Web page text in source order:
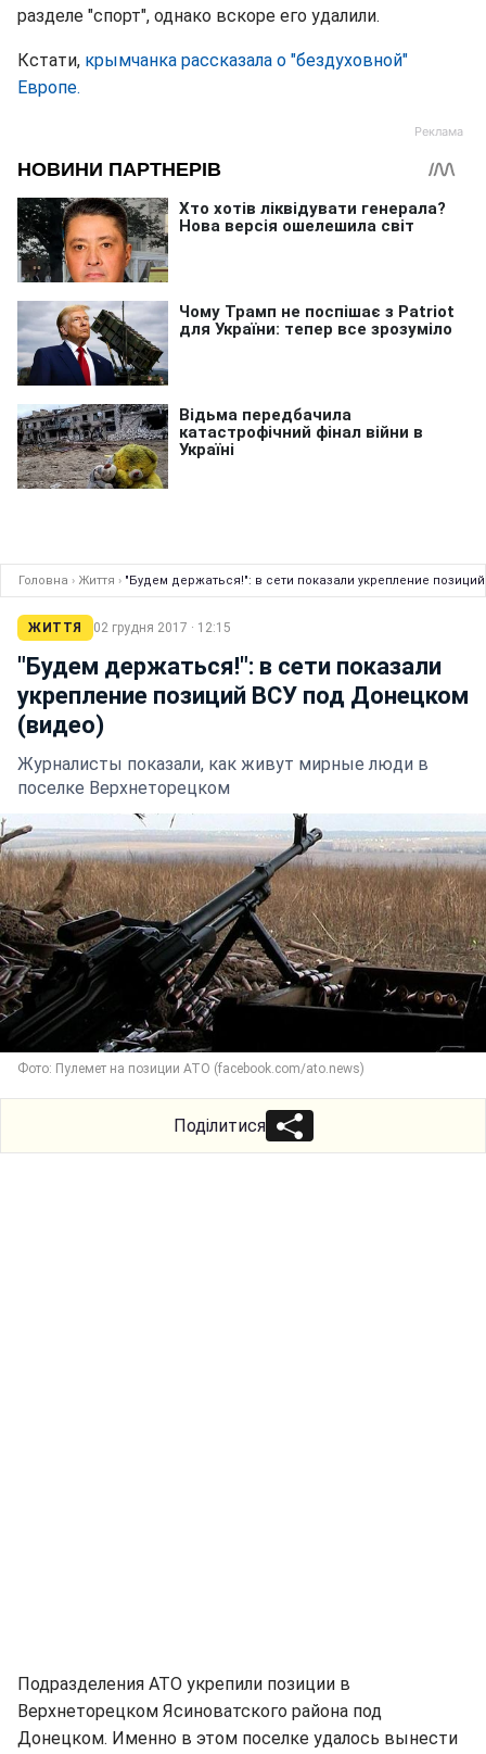
разделе "спорт", однако вскоре его удалили.
Кстати, крымчанка рассказала о "бездуховной"
Европе.
Головна › Життя › "Будем держаться!": в сети показали укрепление
ЖИТТЯ 02 грудня 2017 · 12:15
"Будем держаться!": в сети показали
укрепление позиций ВСУ под Донецком
(видео)
Журналисты показали, как живут мирные люди в
поселке Верхнеторецком
Фото: Пулемет на позиции АТО (facebook.com/ato.news)
Поділитися
Подразделения АТО укрепили позиции в
Верхнеторецком Ясиноватского района под
Донецком. Именно в этом поселке удалось вынести